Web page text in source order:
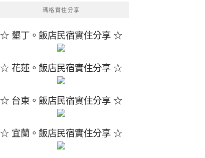
瑪格實住分享
☆ 墾丁。飯店民宿實住分享 ☆
☆ 花蓮。飯店民宿實住分享 ☆
☆ 台東。飯店民宿實住分享 ☆
☆ 宜蘭。飯店民宿實住分享 ☆